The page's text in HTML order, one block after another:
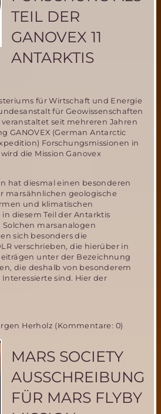
TEIL DER
GANOVEX 11
ANTARKTIS
für Wirtschaft und Energie
für Geowissenschaften
veranstaltet seit mehreren Jahren
GANOVEX (German Antarctic
Forschungsmissionen in
die Mission Ganovex
hat diesmal einen besonderen
marsähnlichen geologische
und klimatischen
diesem Teil der Antarktis
marsanalogen
sich besonders die
verschrieben, die hierüber in
unter der Bezeichnung
die deshalb von besonderem
sind. Hier der
Herholz (Kommentare: 0)
MARS SOCIETY
AUSSCHREIBUNG
FÜR MARS FLYBY